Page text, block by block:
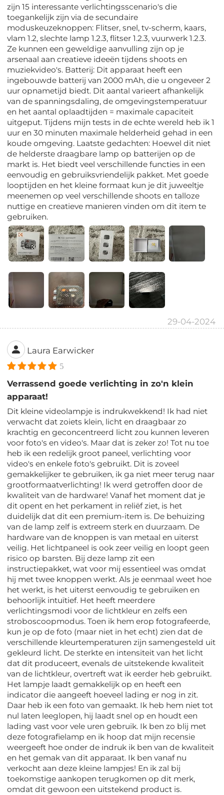
zijn 15 interessante verlichtingsscenario's die
toegankelijk zijn via de secundaire
moduskeuzeknoppen: Flitser, snel, tv-scherm, kaars,
vlam 1.2, slechte lamp 1.2.3, flitser 1.2.3, vuurwerk 1.2.3.
Ze kunnen een geweldige aanvulling zijn op je
arsenaal aan creatieve ideeën tijdens shoots en
muziekvideo's. Batterij: Dit apparaat heeft een
ingebouwde batterij van 2000 mAh, die u ongeveer 2
uur opnametijd biedt. Dit aantal varieert afhankelijk
van de spanningsdaling, de omgevingstemperatuur
en het aantal oplaadtijden = maximale capaciteit
uitgeput. Tijdens mijn tests in de echte wereld heb ik 1
uur en 30 minuten maximale helderheid gehad in een
koude omgeving. Laatste gedachten: Hoewel dit niet
de helderste draagbare lamp op batterijen op de
markt is. Het biedt veel verschillende functies in een
eenvoudig en gebruiksvriendelijk pakket. Met goede
looptijden en het kleine formaat kun je dit juweeltje
meenemen op veel verschillende shoots en talloze
nuttige en creatieve manieren vinden om dit item te
gebruiken.
29-04-2024
Laura Earwicker
5
Verrassend goede verlichting in zo'n klein
apparaat!
Dit kleine videolampje is indrukwekkend! Ik had niet
verwacht dat zoiets klein, licht en draagbaar zo
krachtig en geconcentreerd licht zou kunnen leveren
voor foto's en video's. Maar dat is zeker zo! Tot nu toe
heb ik een redelijk groot paneel, verlichting voor
video's en enkele foto's gebruikt. Dit is zoveel
gemakkelijker te gebruiken, ik ga niet meer terug naar
grootformaatverlichting! Ik werd getroffen door de
kwaliteit van de hardware! Vanaf het moment dat je
dit opent en het perkament in reliëf ziet, is het
duidelijk dat dit een premium-item is. De behuizing
van de lamp zelf is extreem sterk en duurzaam. De
hardware van de knoppen is van metaal en uiterst
veilig. Het lichtpaneel is ook zeer veilig en loopt geen
risico op barsten. Bij deze lamp zit een
instructiepakket, wat voor mij essentieel was omdat
hij met twee knoppen werkt. Als je eenmaal weet hoe
het werkt, is het uiterst eenvoudig te gebruiken en
behoorlijk intuïtief. Het heeft meerdere
verlichtingsmodi voor de lichtkleur en zelfs een
stroboscoopmodus. Toen ik hem erop fotografeerde,
kun je op de foto (maar niet in het echt) zien dat de
verschillende kleurtemperaturen zijn samengesteld uit
gekleurd licht. De sterkte en intensiteit van het licht
dat dit produceert, evenals de uitstekende kwaliteit
van de lichtkleur, overtreft wat ik eerder heb gebruikt.
Het lampje laadt gemakkelijk op en heeft een
indicator die aangeeft hoeveel lading er nog in zit.
Daar heb ik een foto van gemaakt. Ik heb hem niet tot
nul laten leeglopen, hij laadt snel op en houdt een
lading vast voor vele uren gebruik. Ik ben zo blij met
deze fotografielamp en ik hoop dat mijn recensie
weergeeft hoe onder de indruk ik ben van de kwaliteit
en het gemak van dit apparaat. Ik ben vanaf nu
verkocht aan deze kleine lampjes! En ik zal bij
toekomstige aankopen terugkomen op dit merk,
omdat dit gewoon een uitstekend product is.